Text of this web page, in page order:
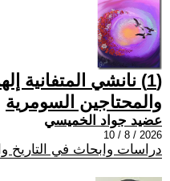
(1) نانشي المتفانية
والمحتاجين السومرية
عضيد جواد الخميسي
2026 / 8 / 10
دراسات وابحاث في التاريخ